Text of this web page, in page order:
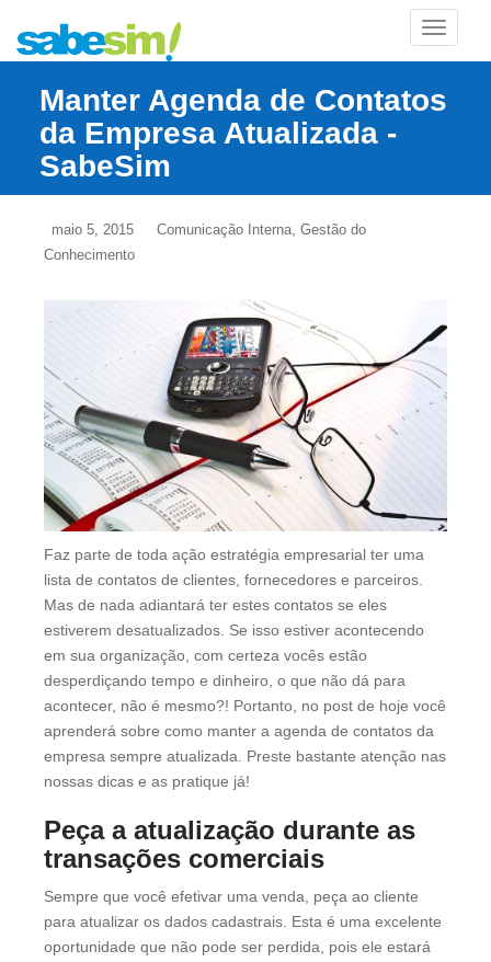
Manter Agenda de Contatos
da Empresa Atualizada -
SabeSim
maio 5, 2015 Comunicação Interna Gestão do
Conhecimento
Faz parte de toda ação estratégia empresarial ter uma
lista de contatos de clientes, fornecedores e parceiros.
Mas de nada adiantará ter estes contatos se eles
estiverem desatualizados. Se isso estiver acontecendo
em sua organização, com certeza vocês estão
desperdiçando tempo e dinheiro, o que não dá para
acontecer, não é mesmo?! Portanto, no post de hoje você
aprenderá sobre como manter a agenda de contatos da
empresa sempre atualizada. Preste bastante atenção nas
nossas dicas e as pratique já!
Peça a atualização durante as
transações comerciais
Sempre que você efetivar uma venda, peça ao cliente
para atualizar os dados cadastrais. Esta é uma excelente
oportunidade que não pode ser perdida, pois ele estará